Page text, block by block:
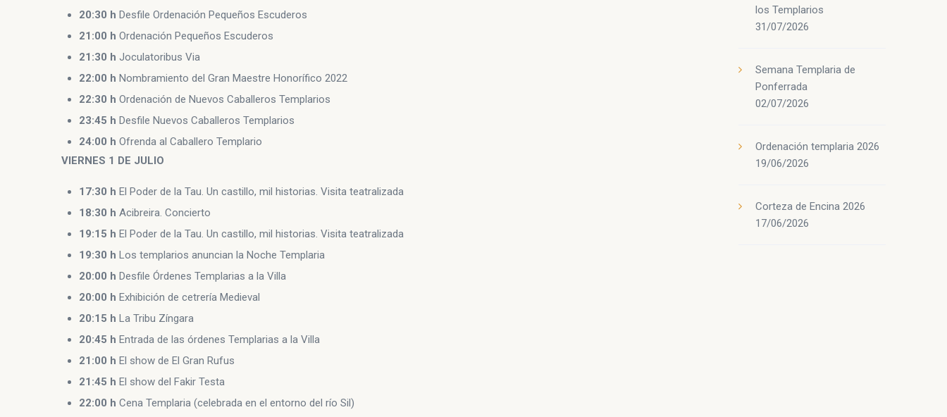
20:30 h Desfile Ordenación Pequeños Escuderos
21:00 h Ordenación Pequeños Escuderos
21:30 h Joculatoribus Via
22:00 h Nombramiento del Gran Maestre Honorífico 2022
22:30 h Ordenación de Nuevos Caballeros Templarios
23:45 h Desfile Nuevos Caballeros Templarios
24:00 h Ofrenda al Caballero Templario
VIERNES 1 DE JULIO
17:30 h El Poder de la Tau. Un castillo, mil historias. Visita teatralizada
18:30 h Acibreira. Concierto
19:15 h El Poder de la Tau. Un castillo, mil historias. Visita teatralizada
19:30 h Los templarios anuncian la Noche Templaria
20:00 h Desfile Órdenes Templarias a la Villa
20:00 h Exhibición de cetrería Medieval
20:15 h La Tribu Zíngara
20:45 h Entrada de las órdenes Templarias a la Villa
21:00 h El show de El Gran Rufus
21:45 h El show del Fakir Testa
22:00 h Cena Templaria (celebrada en el entorno del río Sil)
los Templarios
31/07/2026
Semana Templaria de
Ponferrada
02/07/2026
Ordenación templaria 2026
19/06/2026
Corteza de Encina 2026
17/06/2026